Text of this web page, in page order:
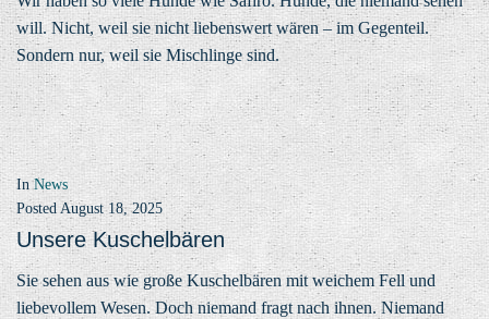
will. Nicht, weil sie nicht liebenswert wären – im Gegenteil.
Sondern nur, weil sie Mischlinge sind.
InNews
Posted August 18, 2025
Unsere Kuschelbären
Sie sehen aus wie große Kuschelbären mit weichem Fell und
liebevollem Wesen. Doch niemand fragt nach ihnen. Niemand